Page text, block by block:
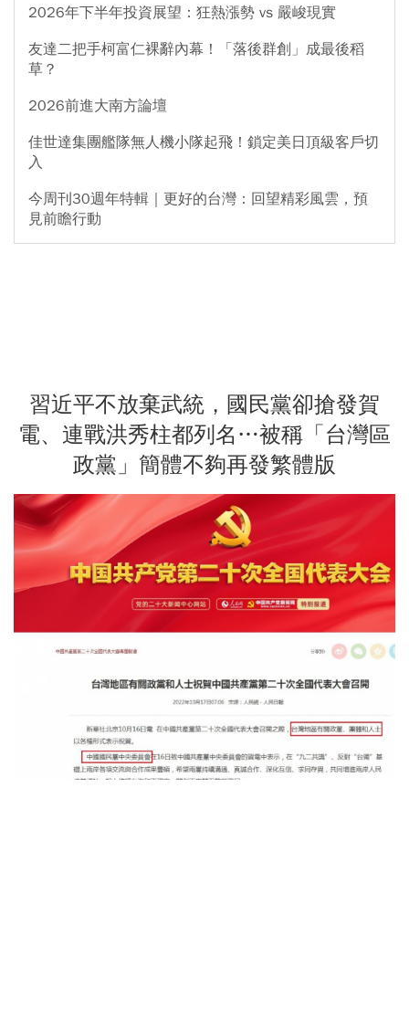
2026年下半年投資展望：狂熱漲勢 vs 嚴峻現實
友達二把手柯富仁裸辭內幕！「落後群創」成最後稻
草？
2026前進大南方論壇
佳世達集團艦隊無人機小隊起飛！鎖定美日頂級客戶切
入
今周刊30週年特輯｜更好的台灣：回望精彩風雲，預
見前瞻行動
習近平不放棄武統，國民黨卻搶發賀
電、連戰洪秀柱都列名…被稱「台灣區
政黨」簡體不夠再發繁體版